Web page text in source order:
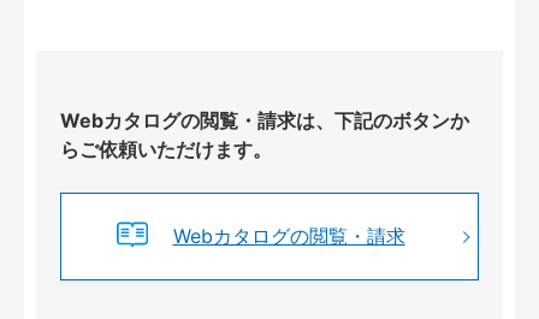
Webカタログの閲覧・請求は、下記のボタンか
らご依頼いただけます。
Webカタログの閲覧・請求